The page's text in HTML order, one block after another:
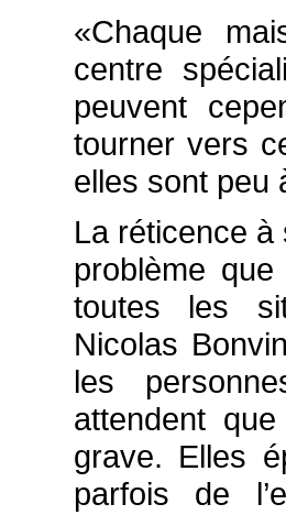
«Chaque
centre
peuvent
tourner vers
elles sont peu
La réticence à
problème
toutes les
Nicolas
les
attendent
grave. Elles
parfois de